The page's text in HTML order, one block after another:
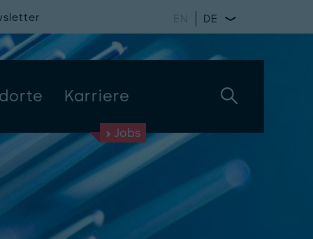
Karriere
EN DE
Jobs